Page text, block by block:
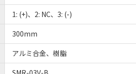
1: (+)、2: NC、3: (-)
300mm
アルミ合金、樹脂